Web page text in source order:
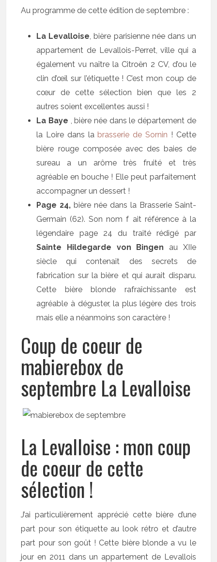
Au programme de cette édition de septembre :
La Levalloise , bière parisienne née dans un
appartement de Levallois-Perret, ville qui a
également vu naître la Citroën 2 CV, d’ou le
clin d’œil sur l’étiquette ! C’est mon coup de
cœur de cette sélection bien que les 2
autres soient excellentes aussi !
La Baye , bière née dans le département de
la Loire dans la brasserie de Sornin ! Cette
bière rouge composée avec des baies de
sureau a un arôme très fruité et très
agréable en bouche ! Elle peut parfaitement
accompagner un dessert !
Page 24, bière née dans la Brasserie Saint-
Germain (62). Son nom f ait référence à la
légendaire page 24 du traité rédigé par
Sainte Hildegarde von Bingen au XIIe
siècle qui contenait des secrets de
fabrication sur la bière et qui aurait disparu.
Cette bière blonde rafraîchissante est
agréable à déguster, la plus légère des trois
mais elle a néanmoins son caractère !
Coup de coeur de
mabierebox de
septembre La Levalloise
La Levalloise : mon coup
de coeur de cette
sélection !
J’ai particulièrement apprécié cette bière d’une
part pour son étiquette au look rétro et d’autre
part pour son goût ! Cette bière blonde a vu le
jour en 2011 dans un appartement de Levallois